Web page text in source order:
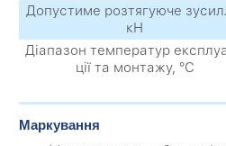
Допустиме розтягуюче
кН
Діапазон температур
ції та монтажу, °С
Маркування